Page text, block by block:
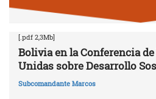
[.pdf 2,3Mb]
Bolivia en la Conferencia
Unidas sobre Desarrollo
Subcomandante Marcos